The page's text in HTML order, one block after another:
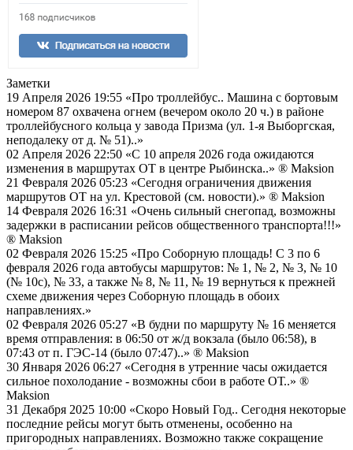
Заметки
19 Апреля 2026 19:55 «Про троллейбус.. Машина с бортовым
номером 87 охвачена огнем (вечером около 20 ч.) в районе
троллейбусного кольца у завода Призма (ул. 1-я Выборгская,
неподалеку от д. № 51)..»
02 Апреля 2026 22:50 «С 10 апреля 2026 года ожидаются
изменения в маршрутах ОТ в центре Рыбинска..» ® Maksion
21 Февраля 2026 05:23 «Сегодня ограничения движения
маршрутов ОТ на ул. Крестовой (см. новости).» ® Maksion
14 Февраля 2026 16:31 «Очень сильный снегопад, возможны
задержки в расписании рейсов общественного транспорта!!!»
® Maksion
02 Февраля 2026 15:25 «Про Соборную площадь! С 3 по 6
февраля 2026 года автобусы маршрутов: № 1, № 2, № 3, № 10
(№ 10с), № 33, а также № 8, № 11, № 19 вернуться к прежней
схеме движения через Соборную площадь в обоих
направлениях.»
02 Февраля 2026 05:27 «В будни по маршруту № 16 меняется
время отправления: в 06:50 от ж/д вокзала (было 06:58), в
07:43 от п. ГЭС-14 (было 07:47)..» ® Maksion
30 Января 2026 06:27 «Сегодня в утренние часы ожидается
сильное похолодание - возможны сбои в работе ОТ..» ®
Maksion
31 Декабря 2025 10:00 «Скоро Новый Год.. Сегодня некоторые
последние рейсы могут быть отменены, особенно на
пригородных направлениях. Возможно также сокращение